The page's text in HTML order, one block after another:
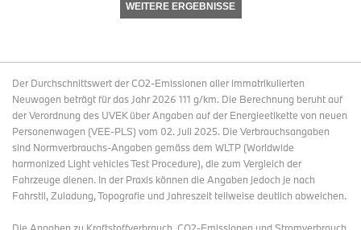
WEITERE ERGEBNISSE
Der Durchschnittswert der CO2-Emissionen aller immatrikulierten
Neuwagen beträgt für das Jahr 2026 111 g/km. Die Berechnung beruht auf
der Verordnung des UVEK über Angaben auf der Energieetikette von neuen
Personenwagen (VEE-PLS) vom 02. Juli 2025. Die Verbrauchsangaben
sind Normverbrauchs-Angaben gemäss dem WLTP (Worldwide
harmonized Light vehicles Test Procedure), die zum Vergleich der
Fahrzeuge dienen. In der Praxis können die Angaben jedoch je nach
Fahrstil, Zuladung, Topografie und Jahreszeit teilweise deutlich abweichen.